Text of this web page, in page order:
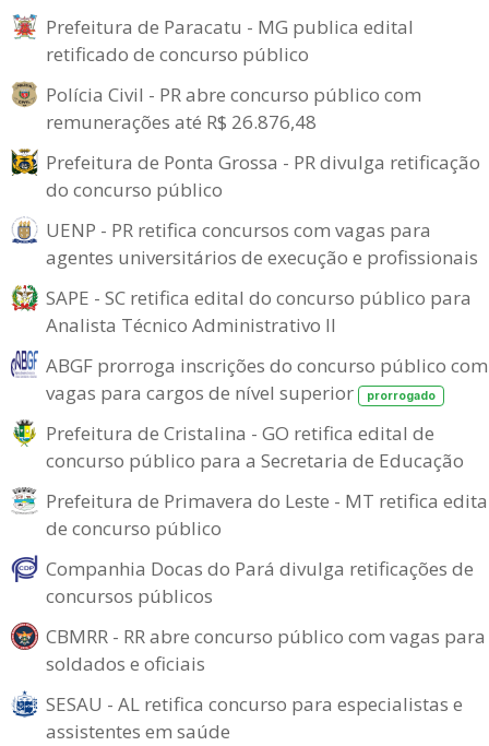
Prefeitura de Paracatu - MG publica edital
retificado de concurso público
Polícia Civil - PR abre concurso público com
remunerações até R$ 26.876,48
Prefeitura de Ponta Grossa - PR divulga retificação
do concurso público
UENP - PR retifica concursos com vagas para
agentes universitários de execução e profissionais
SAPE - SC retifica edital do concurso público para
Analista Técnico Administrativo II
ABGF prorroga inscrições do concurso público com
vagas para cargos de nível superior
prorrogado
Prefeitura de Cristalina - GO retifica edital de
concurso público para a Secretaria de Educação
Prefeitura de Primavera do Leste - MT retifica
de concurso público
Companhia Docas do Pará divulga retificações de
concursos públicos
CBMRR - RR abre concurso público com vagas para
soldados e oficiais
SESAU - AL retifica concurso para especialistas e
assistentes em saúde